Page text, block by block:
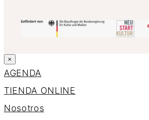
×
AGENDA
TIENDA ONLINE
Nosotros